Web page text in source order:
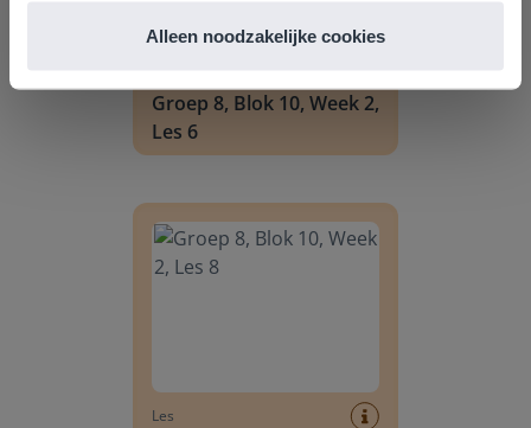
Alleen noodzakelijke cookies
Groep 8, Blok 10, Week 2,
Les 6
Les